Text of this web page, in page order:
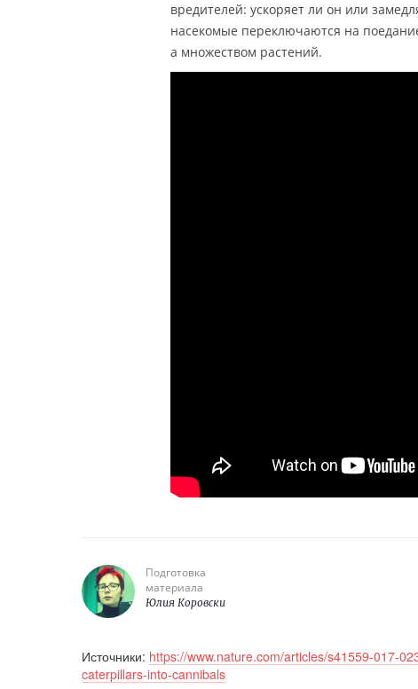
вредителей: ускоряет ли он или
насекомые переключаются на
а множеством растений.
Подготовка
материала
Юлия Коровски
Источники: https://www.nature.com/articles/s41559-017-
caterpillars-into-cannibals